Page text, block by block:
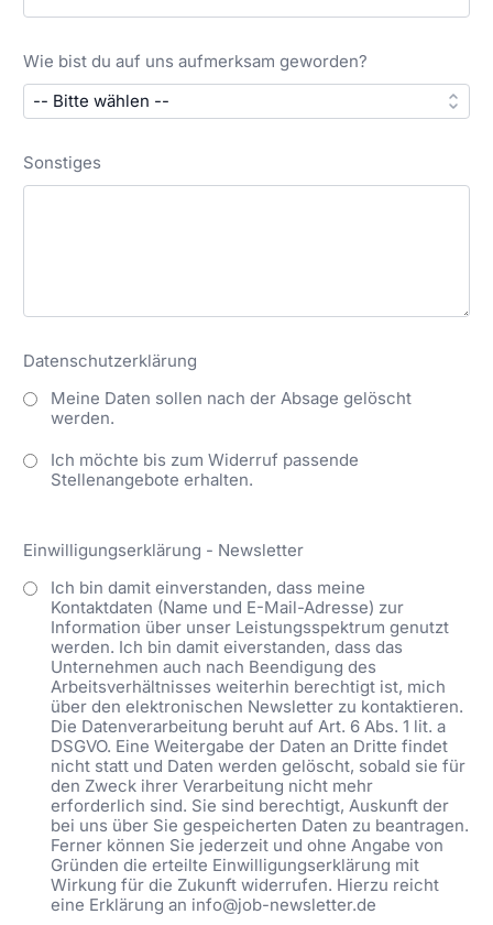
Wie bist du auf uns aufmerksam geworden?
Sonstiges
Datenschutzerklärung
Meine Daten sollen nach der Absage gelöscht
werden.
Ich möchte bis zum Widerruf passende
Stellenangebote erhalten.
Einwilligungserklärung - Newsletter
Ich bin damit einverstanden, dass meine
Kontaktdaten (Name und E-Mail-Adresse) zur
Information über unser Leistungsspektrum genutzt
werden. Ich bin damit eiverstanden, dass das
Unternehmen auch nach Beendigung des
Arbeitsverhältnisses weiterhin berechtigt ist, mich
über den elektronischen Newsletter zu kontaktieren.
Die Datenverarbeitung beruht auf Art. 6 Abs. 1 lit. a
DSGVO. Eine Weitergabe der Daten an Dritte findet
nicht statt und Daten werden gelöscht, sobald sie für
den Zweck ihrer Verarbeitung nicht mehr
erforderlich sind. Sie sind berechtigt, Auskunft der
bei uns über Sie gespeicherten Daten zu beantragen.
Ferner können Sie jederzeit und ohne Angabe von
Gründen die erteilte Einwilligungserklärung mit
Wirkung für die Zukunft widerrufen. Hierzu reicht
eine Erklärung an info@job-newsletter.de